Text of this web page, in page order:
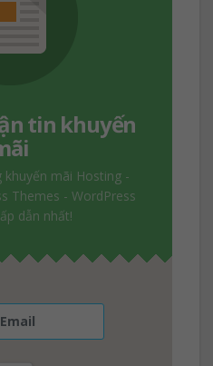
tin khuyến
khuyến mãi Hosting -
Themes - WordPress
dẫn nhất!